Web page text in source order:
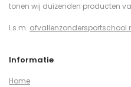
tonen wij duizenden producten
I.s.m.
Informatie
Home